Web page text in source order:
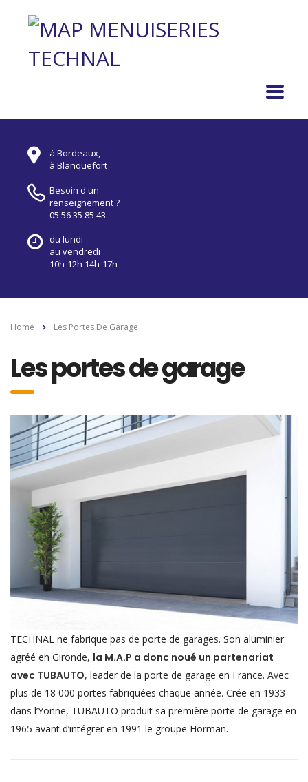
à Bordeaux,
à Blanquefort
Besoin d'un
renseignement ?
05 56 35 85 43
du lundi
au vendredi
10h-12h 14h-17h
Home Les Portes De Garage
Les portes de garage
TECHNAL ne fabrique pas de porte de garages. Son aluminier
agréé en Gironde, la M.A.P a donc noué un partenariat
avec TUBAUTO, leader de la porte de garage en France. Avec
plus de 18 000 portes fabriquées chaque année. Crée en 1933
dans l’Yonne, TUBAUTO produit sa première porte de garage en
1965 avant d’intégrer en 1991 le groupe Horman.